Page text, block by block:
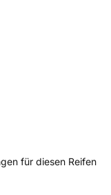
für diesen Reifen